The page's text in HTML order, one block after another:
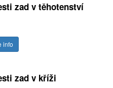
zad v těhotenství
info
zad v kříži